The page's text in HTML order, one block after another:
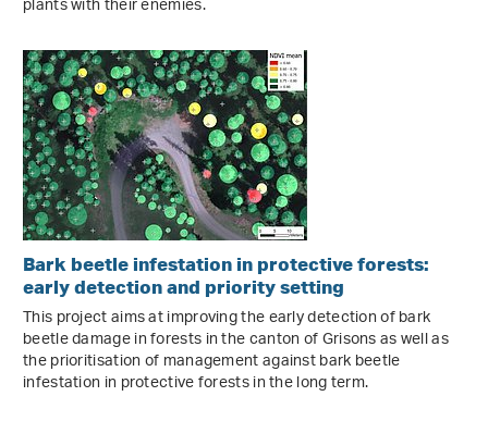
Bark beetle infestation in protective forests:
early detection and priority setting
This project aims at improving the early detection of bark
beetle damage in forests in the canton of Grisons as well as
the prioritisation of management against bark beetle
infestation in protective forests in the long term.